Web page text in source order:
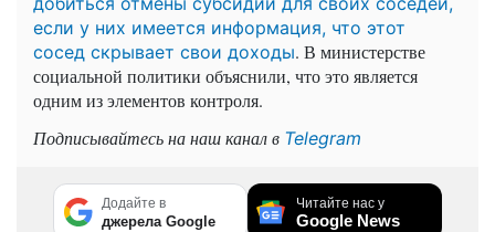
если у них имеется информация, что этот
сосед скрывает свои доходы. В министерстве
социальной политики объяснили, что это является
одним из элементов контроля.
Подписывайтесь на наш канал в Telegram
Додайте в
джерела Google
Читайте нас у
Google News